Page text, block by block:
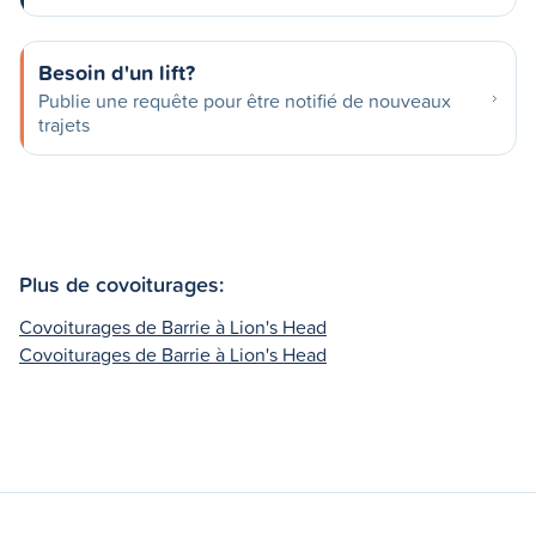
Besoin d'un lift?
Publie une requête pour être notifié de nouveaux
trajets
Plus de covoiturages:
Covoiturages de Barrie à Lion's Head
Covoiturages de Barrie à Lion's Head